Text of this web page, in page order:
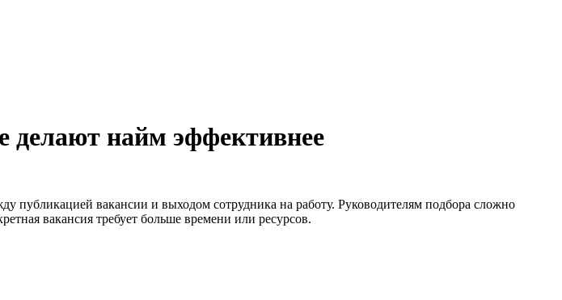
найм эффективнее
публикацией вакансии и выходом сотрудника на работу. Руководителям подбора сложно
вакансия требует больше времени или ресурсов.